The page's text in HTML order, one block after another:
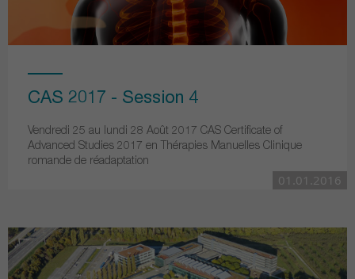
CAS 2017 - Session 4
Vendredi 25 au lundi 28 Août 2017 CAS Certificate of
Advanced Studies 2017 en Thérapies Manuelles Clinique
romande de réadaptation
01.01.2016